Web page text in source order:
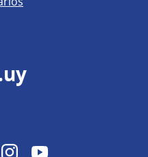
InstagramYouTube